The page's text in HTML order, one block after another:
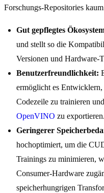
Forschungs-Repositories
Gut gepflegtes
und stellt so die
Versionen und Hardware-
Benutzerfreundlichkeit:
ermöglicht es
Codezeile zu trainieren
OpenVINO zu exportieren.
Geringerer
hochoptimiert, um die
Trainings zu minimieren,
Consumer-Hardware
speicherhungrigen